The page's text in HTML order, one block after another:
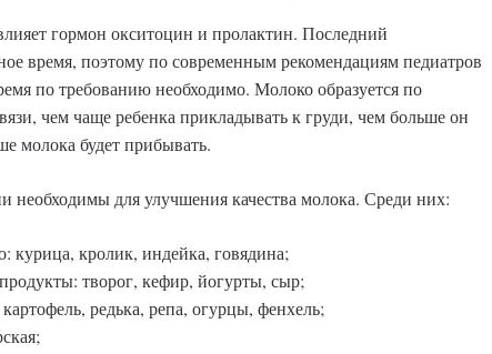
гормон окситоцин и пролактин. Последний
время, поэтому по современным рекомендациям педиатров
по требованию необходимо. Молоко образуется по
чем чаще ребенка прикладывать к груди, чем больше он
молока будет прибывать.
необходимы для улучшения качества молока. Среди них:
курица, кролик, индейка, говядина;
творог, кефир, йогурты, сыр;
редька, репа, огурцы, фенхель;